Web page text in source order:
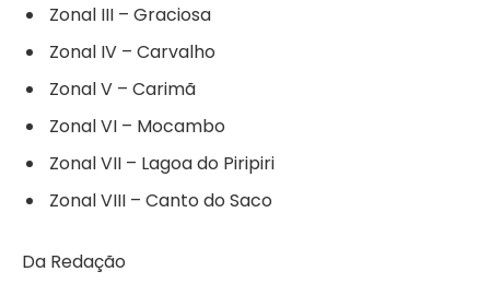
Zonal III – Graciosa
Zonal IV – Carvalho
Zonal V – Carimã
Zonal VI – Mocambo
Zonal VII – Lagoa do Piripiri
Zonal VIII – Canto do Saco
Da Redação